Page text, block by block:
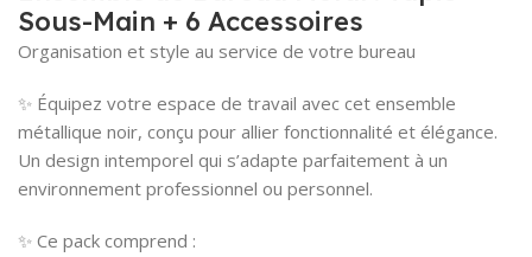
Sous-Main + 6 Accessoires
Organisation et style au service de votre bureau
✨ Équipez votre espace de travail avec cet ensemble
métallique noir, conçu pour allier fonctionnalité et élégance.
Un design intemporel qui s’adapte parfaitement à un
environnement professionnel ou personnel.
✨ Ce pack comprend :